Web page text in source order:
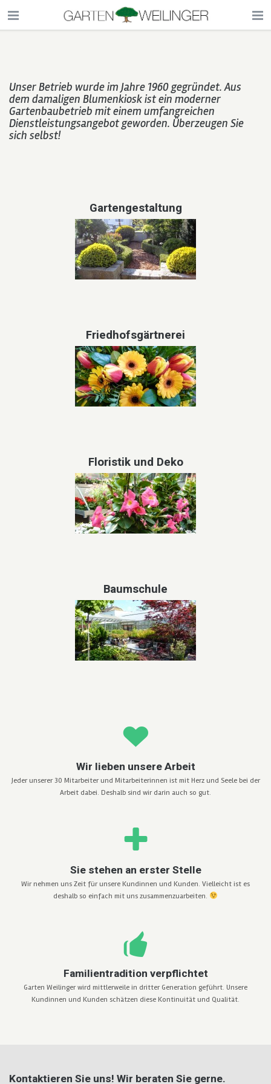
Unser Betrieb wurde im Jahre 1960 gegründet. Aus
dem damaligen Blumenkiosk ist ein moderner
Gartenbaubetrieb mit einem umfangreichen
Dienstleistungsangebot geworden. Überzeugen Sie
sich selbst!
Gartengestaltung
Friedhofsgärtnerei
Floristik und Deko
Baumschule
Wir lieben unsere Arbeit
Jeder unserer 30 Mitarbeiter und Mitarbeiterinnen ist mit Herz und Seele bei der
Arbeit dabei. Deshalb sind wir darin auch so gut.
Sie stehen an erster Stelle
Wir nehmen uns Zeit für unsere Kundinnen und Kunden. Vielleicht ist es
deshalb so einfach mit uns zusammenzuarbeiten.
Familientradition verpflichtet
Garten Weilinger wird mittlerweile in dritter Generation geführt. Unsere
Kundinnen und Kunden schätzen diese Kontinuität und Qualität.
Kontaktieren Sie uns! Wir beraten Sie gerne.